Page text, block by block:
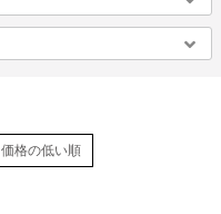
価格の低い順